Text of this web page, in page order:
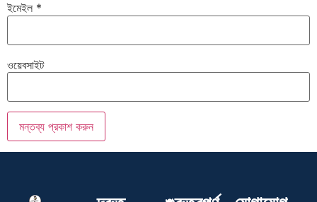
ইমেইল *
ওয়েবসাইট